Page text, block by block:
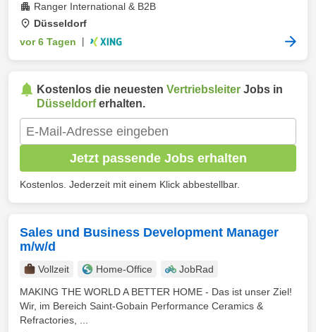
Ranger International & B2B
Düsseldorf
vor 6 Tagen
Kostenlos die neuesten Vertriebsleiter Jobs in
Düsseldorferhalten.
Jetzt passende Jobs erhalten
Kostenlos. Jederzeit mit einem Klick abbestellbar.
Sales und Business Development Manager
m/w/d
Vollzeit Home-Office
JobRad
MAKING THE WORLD A BETTER HOME - Das ist unser Ziel!
Wir, im Bereich Saint-Gobain Performance Ceramics &
Refractories, ...